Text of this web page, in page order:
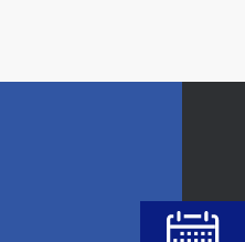
膝軟骨磨損，走
人】預約